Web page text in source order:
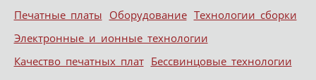
Печатные платы Оборудование Технологии сборки
Электронные и ионные технологии
Качество печатных плат Бессвинцовые технологии